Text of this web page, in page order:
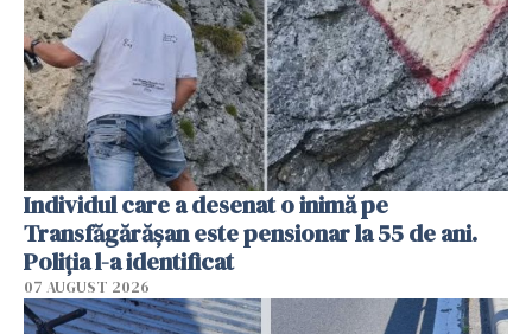
Individul care a desenat o inimă pe
Transfăgărășan este pensionar la 55 de ani.
Poliția l-a identificat
07 AUGUST 2026